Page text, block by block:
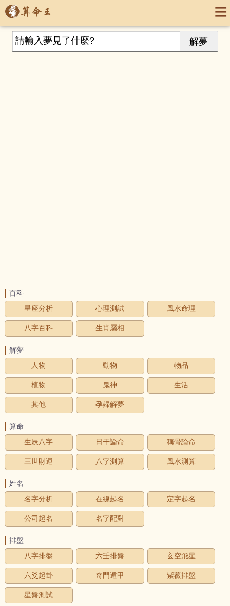
百科
星座分析
心理測試 風水命理
八字百科 生肖屬相
解夢
人物
動物 物品
植物 鬼神 生活
其他 孕婦解夢
算命
生辰八字
日干論命 稱骨論命
三世財運 八字測算 風水測算
姓名
名字分析
在線起名 定字起名
公司起名 名字配對
排盤
八字排盤
六壬排盤 玄空飛星
六爻起卦 奇門遁甲 紫薇排盤
星盤測試